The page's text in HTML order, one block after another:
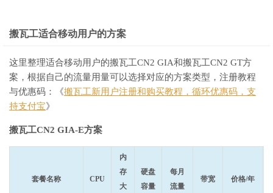
搬瓦工适合移动用户的方案
这里整理适合移动用户的搬瓦工CN2 GIA和搬瓦工CN2 GT方
案，根据自己的流量用量可以选择对应的方案类型，注册教程
与优惠码：《搬瓦工新用户注册和购买教程，循环优惠码，支
持支付宝》
搬瓦工CN2 GIA-E方案
套餐名称 CPU
内
存
大
硬盘
容量
每月
流量
带宽 价格/年